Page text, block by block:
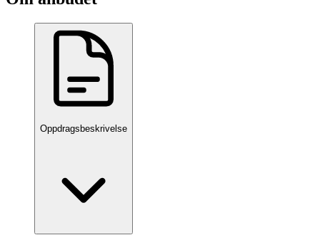
Oppdragsbeskrivelse